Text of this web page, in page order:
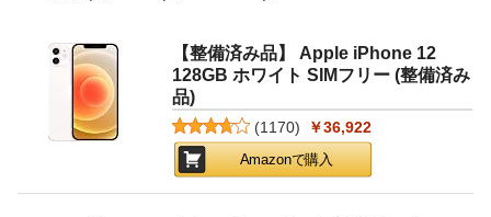
【整備済み品】 Apple iPhone 12
128GB ホワイト SIMフリー (整備済み
品)
(1170) ￥36,922
Amazonで購入